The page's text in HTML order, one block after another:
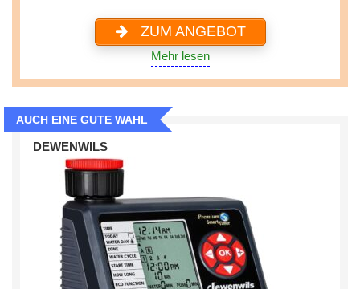
ZUM ANGEBOT
Mehr lesen
AUCH EINE GUTE WAHL
DEWENWILS